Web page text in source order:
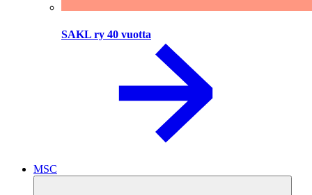
SAKL ry 40 vuotta
MSC